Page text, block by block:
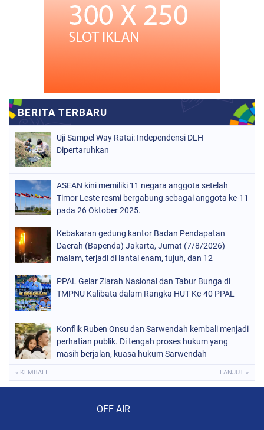
Uji Sampel Way Ratai: Independensi DLH
Dipertaruhkan
ASEAN kini memiliki 11 negara anggota setelah
Timor Leste resmi bergabung sebagai anggota ke-11
pada 26 Oktober 2025.
Kebakaran gedung kantor Badan Pendapatan
Daerah (Bapenda) Jakarta, Jumat (7/8/2026)
malam, terjadi di lantai enam, tujuh, dan 12
PPAL Gelar Ziarah Nasional dan Tabur Bunga di
TMPNU Kalibata dalam Rangka HUT Ke-40 PPAL
Konflik Ruben Onsu dan Sarwendah kembali menjadi
perhatian publik. Di tengah proses hukum yang
masih berjalan, kuasa hukum Sarwendah
« KEMBALI LANJUT »
OFF AIR